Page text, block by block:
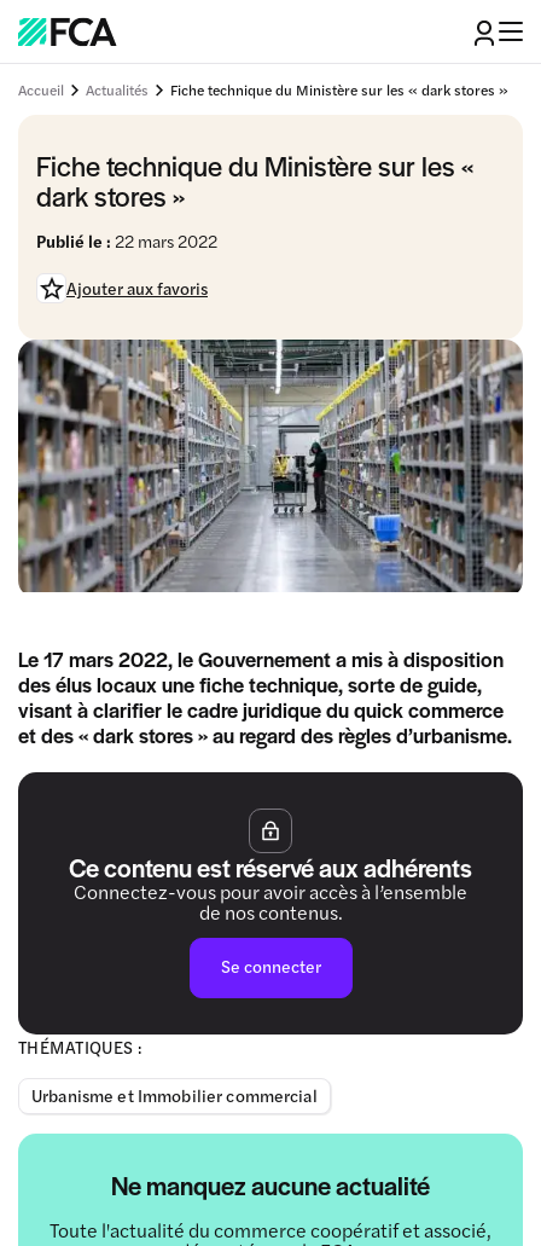
Accueil Actualités Fiche technique du Ministère sur les « dark stores »
Fiche technique du Ministère sur les «
dark stores »
Publié le : 22 mars 2022
Ajouter aux favoris
THÉMATIQUES :
Urbanisme et Immobilier commercial
Ne manquez aucune actualité
Toute l'actualité du commerce coopératif et associé,
Le 17 mars 2022, le Gouvernement a mis à disposition
des élus locaux une fiche technique, sorte de guide,
visant à clarifier le cadre juridique du quick commerce
et des « dark stores » au regard des règles d’urbanisme.
Ce contenu est réservé aux adhérents
Connectez-vous pour avoir accès à l’ensemble
de nos contenus.
Se connecter